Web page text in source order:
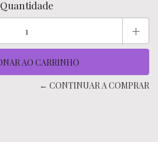
Quantidade
+
← CONTINUAR A COMPRAR